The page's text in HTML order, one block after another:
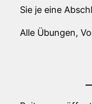
Sie je eine
Alle Übungen,